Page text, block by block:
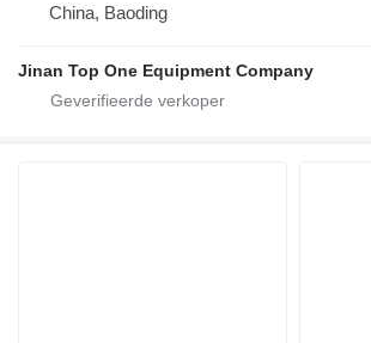
China, Baoding
Jinan Top One Equipment Company